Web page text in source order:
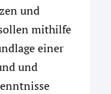
und
mithilfe
einer
und